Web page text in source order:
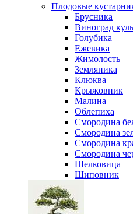
Плодовые
Брусника
Виноград
Голубика
Ежевика
Жимолость
Земляника
Клюква
Крыжовник
Малина
Облепиха
Смородина
Смородина
Смородина
Смородина
Шелковица
Шиповник